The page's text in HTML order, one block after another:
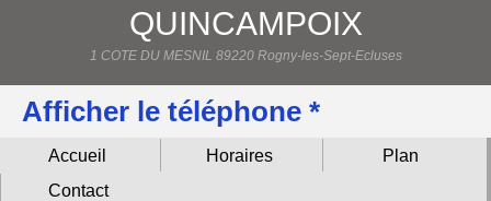
QUINCAMPOIX
1 COTE DU MESNIL 89220 Rogny-les-Sept-Ecluses
Afficher le téléphone *
Accueil Horaires
Plan
Contact